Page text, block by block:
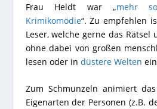
Frau Heldt war „mehr
Krimikomödie“. Zu empfehlen
Leser, welche gerne das Rätsel
ohne dabei von großen
lesen oder in düstere Welten
Zum Schmunzeln animiert
Eigenarten der Personen (z.B.